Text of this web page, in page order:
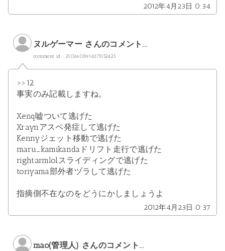
2012年4月23日 0:34
ヌルゲーマー さんのコメント...
comment id : 2106608914375152425
>>12
事実のみ記載しますね。
Xenq嘘ついて逃げた
Xraynアスペ発症して逃げた
Kennyジェット移動で逃げた
maru_kamikandaドリフト走行で逃げた
rightarmlolスライディングで逃げた
toriyama部外者ヅラして逃げた
指摘側不在なのをどうにかしましょうよ
2012年4月23日 0:37
mao(管理人) さんのコメント...